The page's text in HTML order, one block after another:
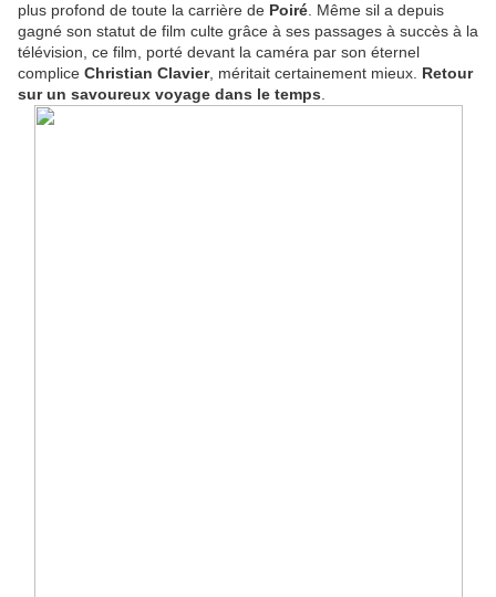
plus profond de toute la carrière de Poiré . Même sil a depuis
gagné son statut de film culte grâce à ses passages à succès à la
télévision, ce film, porté devant la caméra par son éternel
complice Christian Clavier, méritait certainement mieux. Retour
sur un savoureux voyage dans le temps